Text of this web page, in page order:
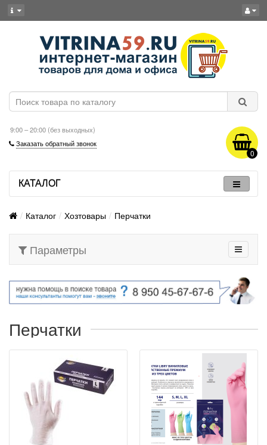
9:00 – 20:00 (без выходных)
Заказать обратный звонок
0
КАТАЛОГ
Каталог Хозтовары Перчатки
Параметры
Перчатки